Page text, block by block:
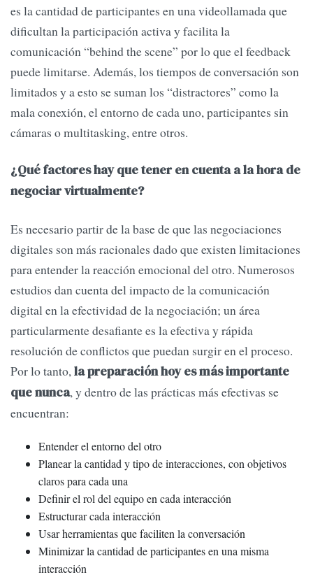
es la cantidad de participantes en una videollamada que
dificultan la participación activa y facilita la
comunicación “behind the scene” por lo que el feedback
puede limitarse. Además, los tiempos de conversación son
limitados y a esto se suman los “distractores” como la
mala conexión, el entorno de cada uno, participantes sin
cámaras o multitasking, entre otros.
¿Qué factores hay que tener en cuenta a la hora de
negociar virtualmente?
Es necesario partir de la base de que las negociaciones
digitales son más racionales dado que existen limitaciones
para entender la reacción emocional del otro. Numerosos
estudios dan cuenta del impacto de la comunicación
digital en la efectividad de la negociación; un área
particularmente desafiante es la efectiva y rápida
resolución de conflictos que puedan surgir en el proceso.
Por lo tanto,la preparaciónhoy es más importante
que nunca, y dentro de las prácticas más efectivas se
encuentran:
Entender el entorno del otro
Planear la cantidad y tipo de interacciones, con objetivos
claros para cada una
Definir el rol del equipo en cada interacción
Estructurar cada interacción
Usar herramientas que faciliten la conversación
Minimizar la cantidad de participantes en una misma
interacción